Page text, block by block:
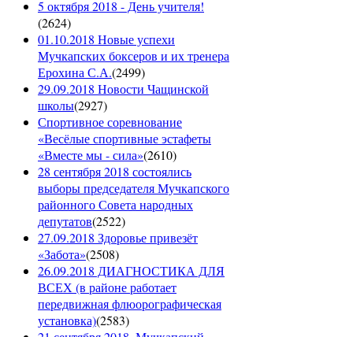
5 октября 2018 - День учителя!
(2624)
01.10.2018 Новые успехи
Мучкапских боксеров и их тренера
Ерохина С.А.(2499)
29.09.2018 Новости Чащинской
школы(2927)
Спортивное соревнование
«Весёлые спортивные эстафеты
«Вместе мы - сила»(2610)
28 сентября 2018 состоялись
выборы председателя Мучкапского
районного Совета народных
депутатов(2522)
27.09.2018 Здоровье привезёт
«Забота»(2508)
26.09.2018 ДИАГНОСТИКА ДЛЯ
ВСЕХ (в районе работает
передвижная флюорографическая
установка)(2583)